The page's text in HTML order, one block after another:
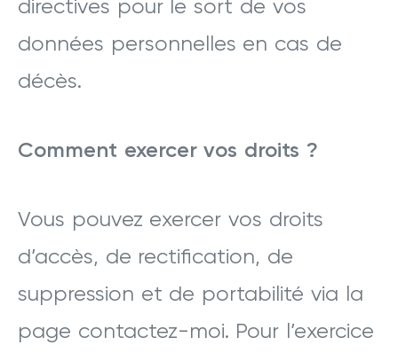
directives pour le sort de vos
données personnelles en cas de
décès.
Comment exercer vos droits ?
Vous pouvez exercer vos droits
d’accès, de rectification, de
suppression et de portabilité via la
page contactez-moi. Pour l’exercice